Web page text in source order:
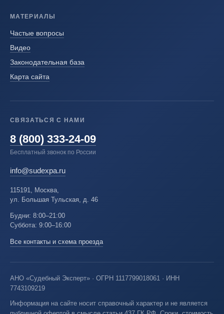
МАТЕРИАЛЫ
Частые вопросы
Видео
Законодательная база
Карта сайта
СВЯЗАТЬСЯ С НАМИ
8 (800) 333-24-09
Бесплатный звонок по России
info@sudexpa.ru
115191, Москва,
ул. Большая Тульская, д. 46
Будни: 8:00–21:00
Суббота: 9:00–16:00
Все контакты и схема проезда
АНО «Судебный Эксперт» · ОГРН 1117799018061 · ИНН
7743109219
Информация на сайте носит справочный характер и не является